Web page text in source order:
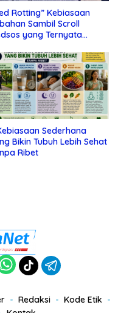
Rotting” Kebiasaan
Sambil Scroll
yang Ternyata
Sederhana
Bikin Tubuh Lebih Sehat
Ribet
Redaksi
Kode Etik